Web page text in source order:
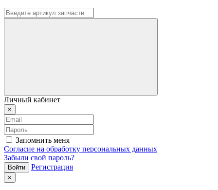
Личный кабинет
×
Запомнить меня
Согласие на обработку персональных данных
Забыли свой пароль?
Регистрация
×